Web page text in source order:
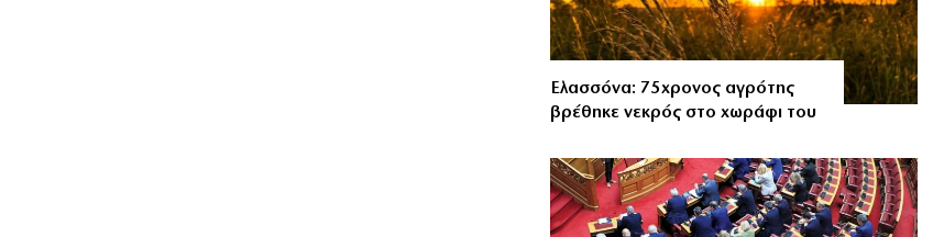
Ελασσόνα: 75χρονος αγρότης
βρέθηκε νεκρός στο χωράφι του